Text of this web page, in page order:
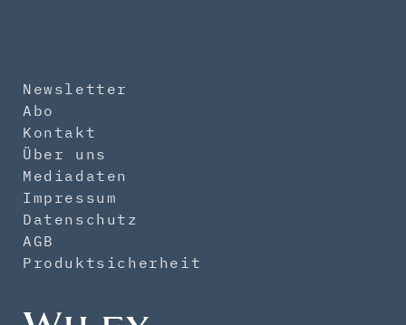
Newsletter
Abo
Kontakt
Über uns
Mediadaten
Impressum
Datenschutz
AGB
Produktsicherheit